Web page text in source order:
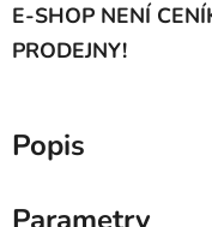
E-SHOP NENÍ
PRODEJNY!
Popis